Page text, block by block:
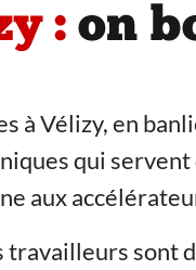
: on
à Vélizy, en
qui servent
aux
travailleurs sont